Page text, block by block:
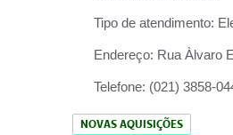
Tipo de atendimento:
Endereço: Rua Àlvaro
Telefone: (021) 3858-
NOVAS AQUISIÇÕES